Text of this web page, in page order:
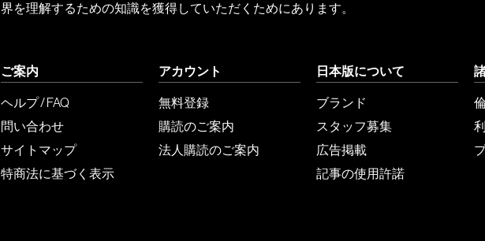
界を理解するための知識を獲得していただくためにあります。
ご案内
ヘルプ / FAQ
問い合わせ
サイトマップ
特商法に基づく表示
アカウント
無料登録
購読のご案内
法人購読のご案内
日本版について
ブランド
スタッフ募集
広告掲載
記事の使用許諾